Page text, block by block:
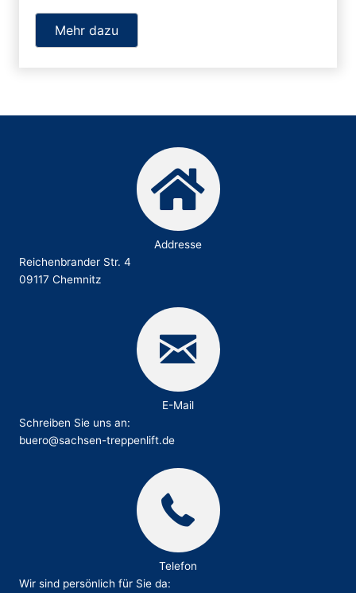
Mehr dazu
Addresse
Reichenbrander Str. 4
09117 Chemnitz
E-Mail
Schreiben Sie uns an:
buero@sachsen-treppenlift.de
Telefon
Wir sind persönlich für Sie da: